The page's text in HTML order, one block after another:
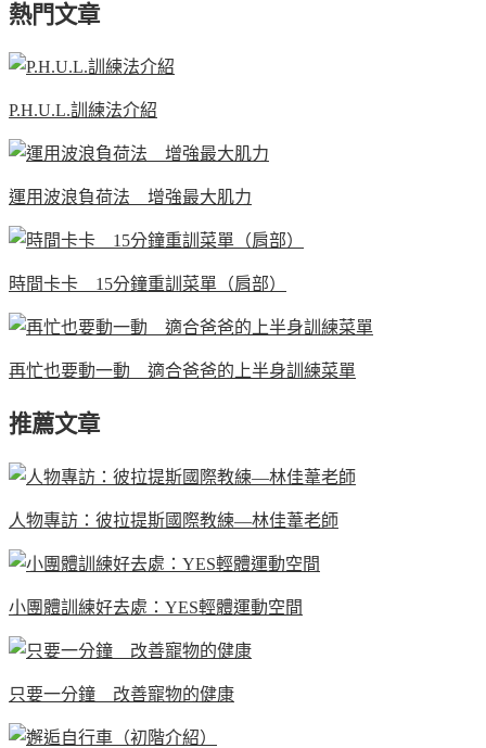
熱門文章
P.H.U.L.訓練法介紹
運用波浪負荷法 增強最大肌力
時間卡卡 15分鐘重訓菜單（肩部）
再忙也要動一動 適合爸爸的上半身訓練菜單
推薦文章
人物專訪：彼拉提斯國際教練—林佳葦老師
小團體訓練好去處：YES輕體運動空間
只要一分鐘 改善寵物的健康